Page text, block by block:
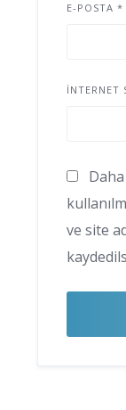
E-POSTA *
İNTERNET
ve site